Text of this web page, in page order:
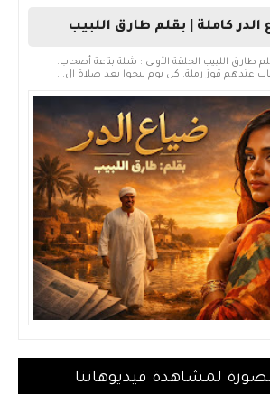
الدر كاملة | بقلم طارق اللبيب
طارق اللبيب الحلقة الأولى : شلة بتاعة أصحاب.
عندهم قوز رملة. كل يوم بيجوا بعد صلاة ال...
لمشاهدة فيديوهاتنا